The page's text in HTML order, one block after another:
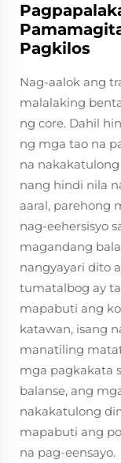
Pagkilos
Nag-aalok ang
malalaking
ng core. Dahil
ng mga tao na
na
nang hindi nila
aaral, parehong
nag-eehersisyo
magandang
nangyayari dito
tumatalbog ay
mapabuti ang
katawan, isang
manatiling
mga pagkakata
balanse, ang
nakakatulong
mapabuti ang
na pag-eensayo.